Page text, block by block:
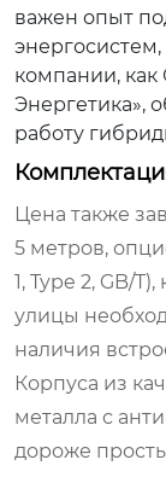
важен опыт
компании,
Энергетика»,
работу
Цена также
5 метров,
1, Type 2, GB/
улицы
наличия
Корпуса из
металла с
дороже